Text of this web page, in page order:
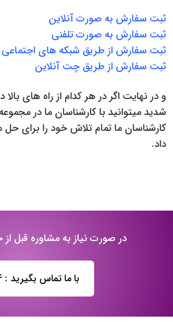
ثبت سفارش به صورت آنلاین
ثبت سفارش به صورت تلفنی
ثبت سفارش از طریق شبکه های اجتماعی
ثبت سفارش از طریق چت آنلاین
و در نهایت اگر در هر کدام از راه های
شدید میتوانید با کارشناسان ما در
کارشناسان ما تمام تلاش خود را برای
داد.
در صورت نیاز به مشاوره قبل
با ما تماس بگیرید : 91097004-021